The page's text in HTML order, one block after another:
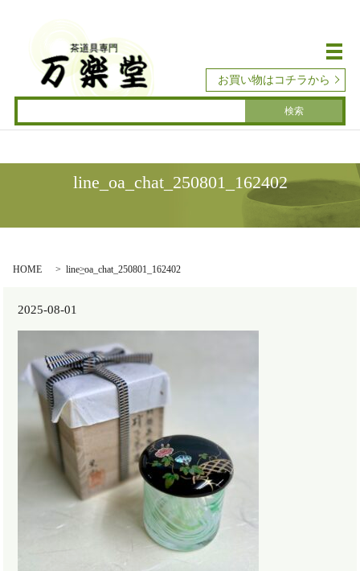
メ
お買い物はコチラから
line_oa_chat_250801_162402
HOME line_oa_chat_250801_162402
2025-08-01